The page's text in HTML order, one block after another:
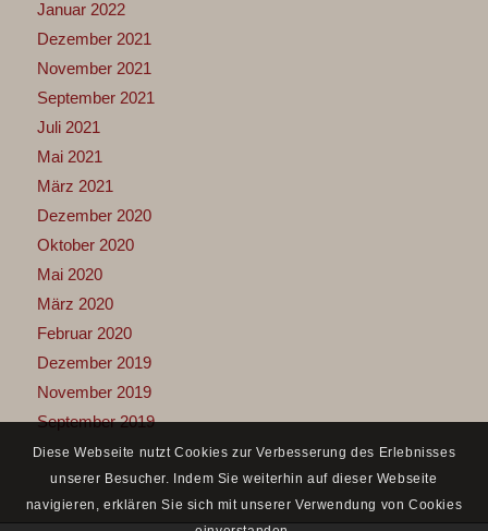
Januar 2022
Dezember 2021
November 2021
September 2021
Juli 2021
Mai 2021
März 2021
Dezember 2020
Oktober 2020
Mai 2020
März 2020
Februar 2020
Dezember 2019
November 2019
September 2019
Diese Webseite nutzt Cookies zur Verbesserung des Erlebnisses
unserer Besucher. Indem Sie weiterhin auf dieser Webseite
navigieren, erklären Sie sich mit unserer Verwendung von Cookies